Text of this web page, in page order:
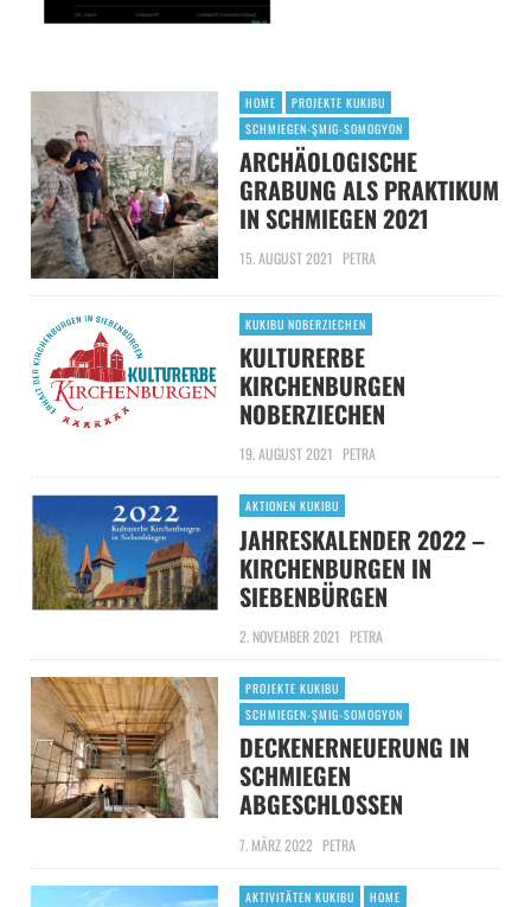
HOME
PROJEKTE KUKIBU
SCHMIEGEN-ŞMIG-SOMOGYON
ARCHÄOLOGISCHE
GRABUNG ALS PRAKTIKUM
IN SCHMIEGEN 2021
15. AUGUST 2021 PETRA
KUKIBU NOBERZIECHEN
KULTURERBE
KIRCHENBURGEN
NOBERZIECHEN
19. AUGUST 2021 PETRA
AKTIONEN KUKIBU
JAHRESKALENDER 2022 –
KIRCHENBURGEN IN
SIEBENBÜRGEN
2. NOVEMBER 2021 PETRA
PROJEKTE KUKIBU
SCHMIEGEN-ŞMIG-SOMOGYON
DECKENERNEUERUNG IN
SCHMIEGEN
ABGESCHLOSSEN
7. MÄRZ 2022 PETRA
AKTIVITÄTEN KUKIBU
HOME